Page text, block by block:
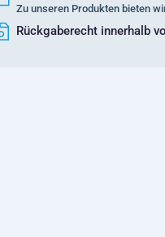
Zu unseren Produkten bieten
Rückgaberecht innerhalb